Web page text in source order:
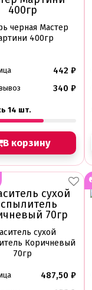
черная Мастер
400гр
442 ₽
340 ₽
14 шт.
В корзину
сухой
Коричневый
70гр
487,50 ₽